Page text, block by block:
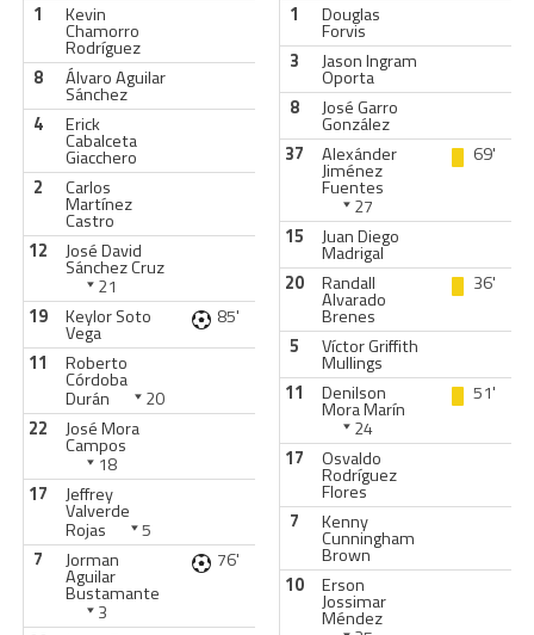
1 Kevin
Chamorro
Rodríguez
8
Álvaro Aguilar
Sánchez
4
Erick
Cabalceta
Giacchero
2
Carlos
Martínez
Castro
12
José David
Sánchez Cruz
21
19
Keylor Soto
Vega
85'
11
Roberto
Córdoba
Durán
20
22
José Mora
Campos
18
17
Jeffrey
Valverde
Rojas
5
7
Jorman
Aguilar
Bustamante
3
76'
1 Douglas
Forvis
3
Jason Ingram
Oporta
8
José Garro
González
37
Alexánder
Jiménez
Fuentes
27
69'
15 Juan Diego
Madrigal
20
Randall
Alvarado
Brenes
36'
5 Víctor Griffith
Mullings
11
Denilson
Mora Marín
24
51'
17 Osvaldo
Rodríguez
Flores
7
Kenny
Cunningham
Brown
10
Erson
Jossimar
Méndez